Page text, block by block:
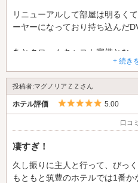
リニューアルして部屋は明るく
ーヤーになっており持ち込んだ
あとクロームキャスト完備とな
私は女装のために利用しており
ながら致すのですが、残念でした
+ 続き
投稿者:マグノリアＺＺさん
ホテル評価 5つ星の
5.00
口コ
凄すぎ！
久し振りに主人と行って、びっ
もともと筑豊のホテルでは1番